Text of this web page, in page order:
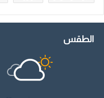
الطقس